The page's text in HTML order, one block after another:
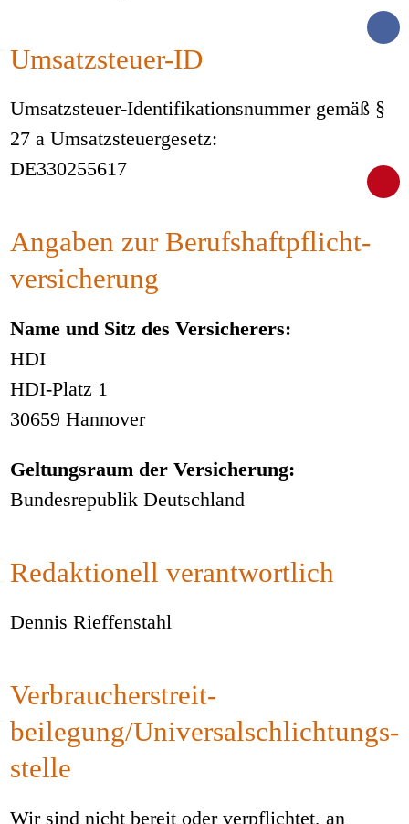
Umsatzsteuer-ID
Umsatzsteuer-Identifikationsnummer gemäß §
27 a Umsatzsteuergesetz:
DE330255617
Angaben zur Berufs­haftpflicht­
versicherung
Name und Sitz des Versicherers:
HDI
HDI-Platz 1
30659 Hannover
Geltungsraum der Versicherung:
Bundesrepublik Deutschland
Redaktionell verantwortlich
Dennis Rieffenstahl
Verbraucher­streit­
beilegung/Universal­schlichtungs­
stelle
Wir sind nicht bereit oder verpflichtet, an